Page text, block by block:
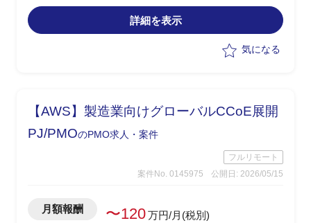
・メーカー・ベンダーへの仕様確認、見
積り依頼・確認、取りまとめ、SE積算を
詳細を表示
気になる
【AWS】製造業向けグローバルCCoE展開
PJ/PMOのPMO求人・案件
フルリモート
案件No. 0145975
公開日: 2026/05/15
月額報酬 〜120万円/月(税別)